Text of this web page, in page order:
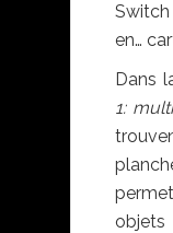
en…
Dans
1: